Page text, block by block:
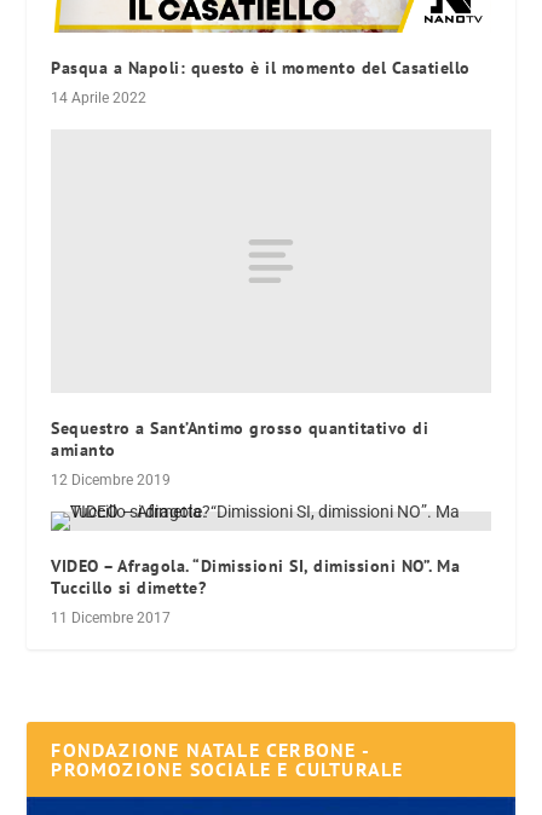
Pasqua a Napoli: questo è il momento del Casatiello
14 Aprile 2022
Sequestro a Sant’Antimo grosso quantitativo di
amianto
12 Dicembre 2019
VIDEO – Afragola. “Dimissioni SI, dimissioni NO”. Ma
Tuccillo si dimette?
11 Dicembre 2017
FONDAZIONE NATALE CERBONE -
PROMOZIONE SOCIALE E CULTURALE